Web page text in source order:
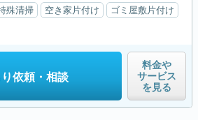
殊清掃 空き家片付け
ゴミ屋敷片付け
り依頼・相談
料金や
サービス
を見る